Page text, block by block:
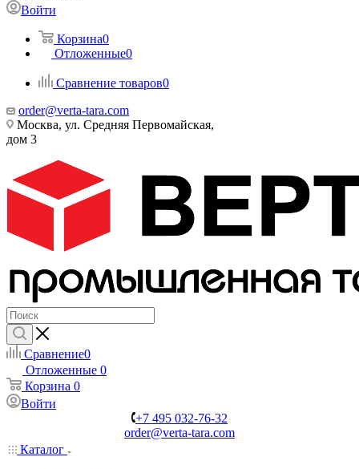
Войти
Корзина0
Отложенные0
Сравнение товаров0
order@verta-tara.com
Москва, ул. Средняя Первомайская,
дом 3
Сравнение0
Отложенные 0
Корзина 0
Войти
+7 495 032-76-32
order@verta-tara.com
Каталог